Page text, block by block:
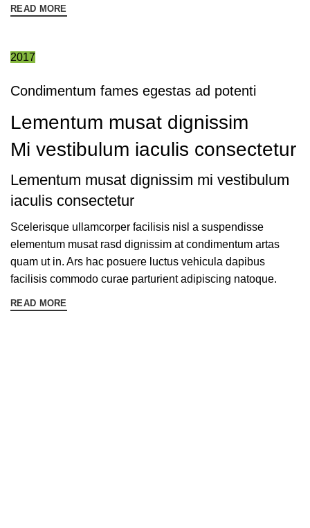
READ MORE
2017
Condimentum fames egestas ad potenti
Lementum musat dignissim
Mi vestibulum iaculis consectetur
Lementum musat dignissim mi vestibulum
iaculis consectetur
Scelerisque ullamcorper facilisis nisl a suspendisse
elementum musat rasd dignissim at condimentum artas
quam ut in. Ars hac posuere luctus vehicula dapibus
facilisis commodo curae parturient adipiscing natoque.
READ MORE